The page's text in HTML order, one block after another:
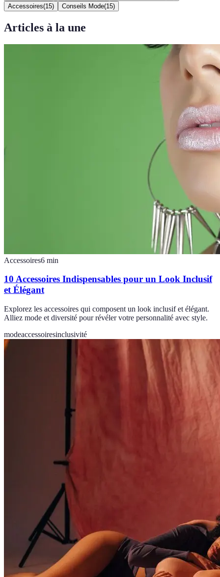
Accessoires(15) Conseils Mode(15)
Articles à la une
Accessoires6 min
10 Accessoires Indispensables pour un Look Inclusif
et Élégant
Explorez les accessoires qui composent un look inclusif et élégant.
Alliez mode et diversité pour révéler votre personnalité avec style.
modeaccessoiresinclusivité